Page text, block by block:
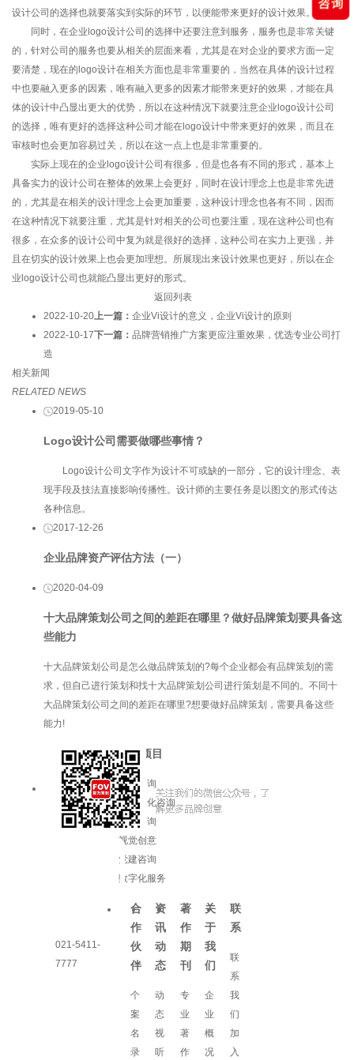
设计公司的选择也就要落实到实际的环节，以便能带来更好的设计效果。
同时，在企业logo设计公司的选择中还要注意到服务，服务也是非常关键
的，针对公司的服务也要从相关的层面来看，尤其是在对企业的要求方面一定
要清楚，现在的logo设计在相关方面也是非常重要的，当然在具体的设计过程
中也要融入更多的因素，唯有融入更多的因素才能带来更好的效果，才能在具
体的设计中凸显出更大的优势，所以在这种情况下就要注意企业logo设计公司
的选择，唯有更好的选择这种公司才能在logo设计中带来更好的效果，而且在
审核时也会更加容易过关，所以在这一点上也是非常重要的。
实际上现在的企业logo设计公司有很多，但是也各有不同的形式，基本上
具备实力的设计公司在整体的效果上会更好，同时在设计理念上也是非常先进
的，尤其是在相关的设计理念上会更加重要，这种设计理念也各有不同，因而
在这种情况下就要注重，尤其是针对相关的公司也要注重，现在这种公司也有
很多，在众多的设计公司中复为就是很好的选择，这种公司在实力上更强，并
且在切实的设计效果上也会更加理想。所展现出来设计效果也更好，所以在企
业logo设计公司也就能凸显出更好的形式。
返回列表
2022-10-20上一篇： 企业Vi设计的意义，企业Vi设计的原则
2022-10-17下一篇： 品牌营销推广方案更应注重效果，优选专业公司打
造
相关新闻
RELATED NEWS
2019-05-10
Logo设计公司需要做哪些事情？
Logo设计公司文字作为设计不可或缺的一部分，它的设计理念、表
现手段及技法直接影响传播性。设计师的主要任务是以图文的形式传达
各种信息。
2017-12-26
企业品牌资产评估方法（一）
2020-04-09
十大品牌策划公司之间的差距在哪里？做好品牌策划要具备这
些能力
十大品牌策划公司是怎么做品牌策划的?每个企业都会有品牌策划的需
求，但自己进行策划和找十大品牌策划公司进行策划是不同的。不同十
大品牌策划公司之间的差距在哪里?想要做好品牌策划，需要具备这些
能力!
021-5411-
7777
服务项目
品牌咨询
企业文化咨询
增长咨询
视觉创意
党建咨询
数字化服务
合
作
伙
伴
个
案
名
录
资
讯
动
态
动
态
视
听
著
作
期
刊
专
业
著
作
关
于
我
们
企
业
概
况
联
系
联
系
我
们
加
入